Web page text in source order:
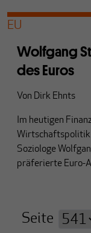
EU
Wolfgang
des Euros
Von Dirk Ehnts
Im heutigen
Wirtschaftspolitik
Soziologe
präferierte Euro-
Seite